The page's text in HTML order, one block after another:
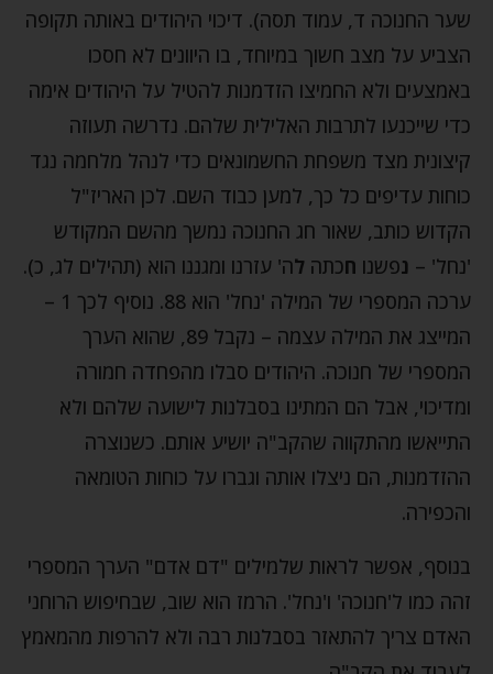
שער החנוכה ד, עמוד תסה). דיכוי היהודים באותה תקופה
הצביע על מצב חשוך במיוחד, בו היוונים לא חסכו
באמצעים ולא החמיצו הזדמנות להטיל על היהודים אימה
כדי שייכנעו לתרבות האלילית שלהם. נדרשה תעוזה
קיצונית מצד משפחת החשמונאים כדי לנהל מלחמה נגד
כוחות עדיפים כל כך, למען כבוד השם. לכן האריז"ל
הקדוש כותב, שאור חג החנוכה נמשך מהשם המקודש
'נחל' – נפשנו חכתה לה' עזרנו ומגננו הוא (תהילים לג, כ).
ערכה המספרי של המילה 'נחל' הוא 88. נוסיף לכך 1 –
המייצג את המילה עצמה – נקבל 89, שהוא הערך
המספרי של חנוכה. היהודים סבלו מהפחדה חמורה
ומדיכוי, אבל הם המתינו בסבלנות לישועה שלהם ולא
התייאשו מהתקווה שהקב"ה יושיע אותם. כשנוצרה
ההזדמנות, הם ניצלו אותה וגברו על כוחות הטומאה
והכפירה.
בנוסף, אפשר לראות שלמילים "דם אדם" הערך המספרי
זהה כמו ל'חנוכה' ו'נחל'. הרמז הוא שוב, שבחיפוש הרוחני
האדם צריך להתאזר בסבלנות רבה ולא להרפות מהמאמץ